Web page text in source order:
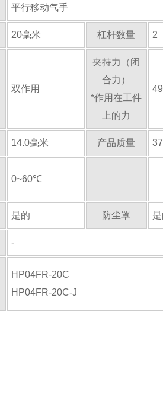
平行移动气手
20毫米 杠杆数量 2
双作用
夹持力（闭
合力）
*作用在工件
上的力
14.0毫米 产品质量
0~60℃
是的 防尘罩
-
HP04FR-20C
HP04FR-20C-J